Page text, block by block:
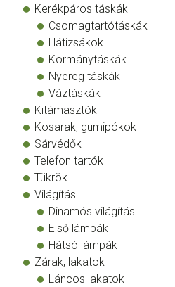
Kerékpáros táskák
Csomagtartótáskák
Hátizsákok
Kormánytáskák
Nyereg táskák
Váztáskák
Kitámasztók
Kosarak, gumipókok
Sárvédők
Telefon tartók
Tükrök
Világítás
Dinamós világítás
Első lámpák
Hátsó lámpák
Zárak, lakatok
Láncos lakatok